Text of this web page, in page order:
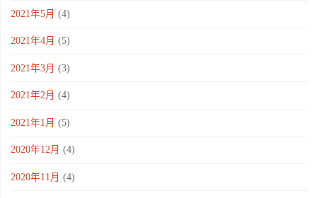
2021年5月 (4)
2021年4月 (5)
2021年3月 (3)
2021年2月 (4)
2021年1月 (5)
2020年12月 (4)
2020年11月 (4)